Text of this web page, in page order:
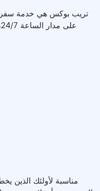
تريب بوكس هي خدمة
مناسبة لأولئك الذين